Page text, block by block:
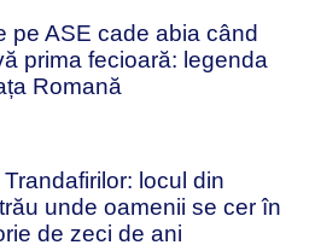
pe ASE cade abia când
prima fecioară: legenda
Romană
locul din
unde oamenii se cer în
de zeci de ani